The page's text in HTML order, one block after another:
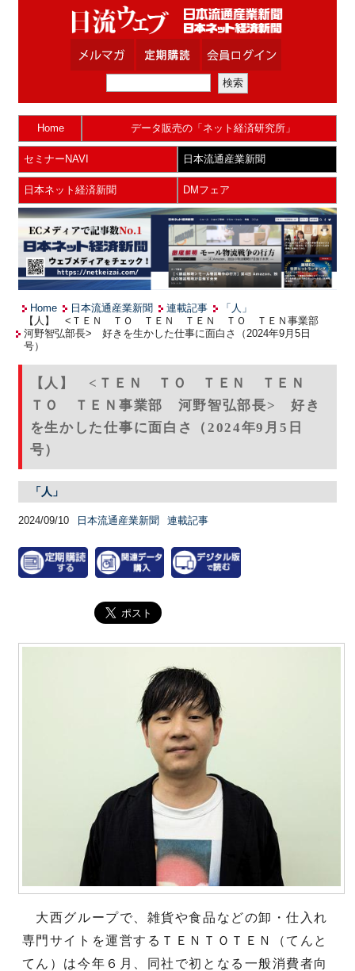
Home データ販売の「ネット経済研究所」
セミナーNAVI 日本流通産業新聞
日本ネット経済新聞 DMフェア
Home 日本流通産業新聞 連載記事
「人」
【人】 <ＴＥＮ ＴＯ ＴＥＮ ＴＥＮ ＴＯ ＴＥＮ事業部
河野智弘部長> 好きを生かした仕事に面白さ（2024年9月5日
号）
【人】 <ＴＥＮ ＴＯ ＴＥＮ ＴＥＮ
ＴＯ ＴＥＮ事業部 河野智弘部長> 好き
を生かした仕事に面白さ（2024年9月5日
号）
「人」
2024/09/10 日本流通産業新聞 連載記事
大西グループで、雑貨や食品などの卸・仕入れ
専門サイトを運営するＴＥＮＴＯＴＥＮ（てんと
てん）は今年６月、同社で初となる一般消費者向